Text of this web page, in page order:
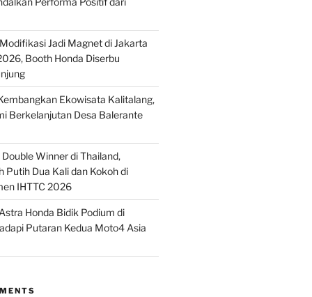
Jadi Magnet di Jakarta
Booth Honda Diserbu
Ekowisata Kalitalang,
Berkelanjutan Desa Balerante
Winner di Thailand,
Putih Dua Kali dan Kokoh di
IHTTC 2026
Honda Bidik Podium di
Putaran Kedua Moto4 Asia